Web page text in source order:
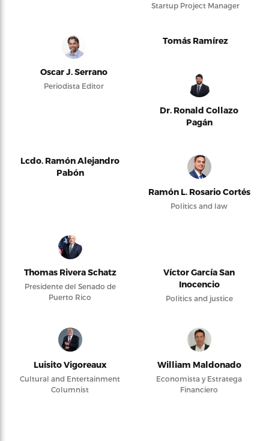
Startup Project Manager
Oscar J. Serrano
Periodista Editor
Tomás Ramírez
Dr. Ronald Collazo
Pagán
Lcdo. Ramón Alejandro
Pabón
Ramón L. Rosario Cortés
Politics and law
Thomas Rivera Schatz
Presidente del Senado de
Puerto Rico
Víctor García San
Inocencio
Politics and justice
Luisito Vigoreaux
Cultural and Entertainment
Columnist
William Maldonado
Economista y Estratega
Financiero